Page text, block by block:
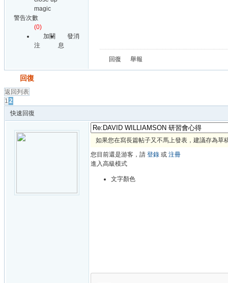
magic
警告次數
(0)
加關
注
發消
息
回復
舉報
回復
返回列表
1 2
快速回復
如果您在寫長篇帖子又不馬上發表，建議存為草
您目前還是游客，請 登錄 或 注冊
進入高級模式
文字顏色